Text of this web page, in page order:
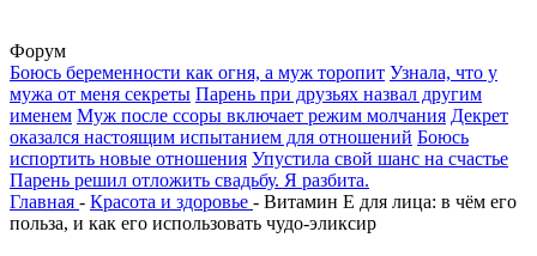
Форум
Боюсь беременности как огня, а муж торопит Узнала, что у
мужа от меня секреты Парень при друзьях назвал другим
именем Муж после ссоры включает режим молчания Декрет
оказался настоящим испытанием для отношений Боюсь
испортить новые отношения Упустила свой шанс на счастье
Парень решил отложить свадьбу. Я разбита.
Главная - Красота и здоровье - Витамин Е для лица: в чём его
польза, и как его использовать чудо-эликсир